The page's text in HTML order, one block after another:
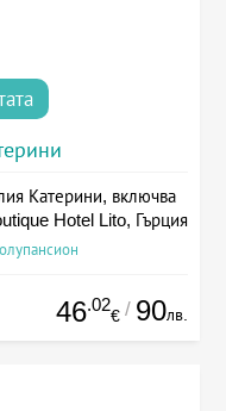
Катерини, включва
Hotel Lito, Гърция
46.02
€ / 90лв.